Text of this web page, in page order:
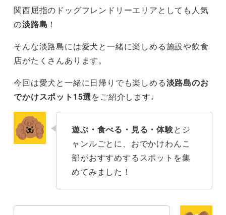
【食べる】淡路シェフガーデン by PASONA
FACTORY AND CAFE in 淡路島
【食べる】IN THE HOUSE
【閉店】【食べる】焼肉 まほろば淡路島店
【見る】あわじ花さじき
【見る】道の駅うずしお in うずまちテラス
【体験】ぬか酵素Sun燦
関西屈指のドッグフレンドリーエリアとしても人気
の淡路島 ！
そんな淡路島には愛犬と一緒に楽しめる施設や飲食
店がたくさんあります。
今回は愛犬と一緒に日帰りでも楽しめる淡路島のお
でかけスポット15選をご紹介します♩
遊ぶ・食べる・見る・体験とジ
ャンルごとに、おでかけわんこ
部がおすすめするスポットを集
めてみました！